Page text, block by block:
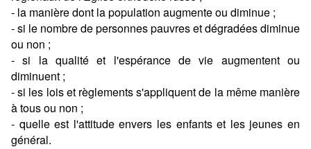
- la manière dont la population augmente ou diminue ;
- si le nombre de personnes pauvres et dégradées diminue
ou non ;
- si la qualité et l'espérance de vie augmentent ou
diminuent ;
- si les lois et règlements s'appliquent de la même manière
à tous ou non ;
- quelle est l'attitude envers les enfants et les jeunes en
général.